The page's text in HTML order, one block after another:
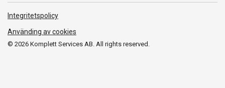
© 2026 Komplett Services AB. All rights reserved.
Integritetspolicy
Använding av cookies